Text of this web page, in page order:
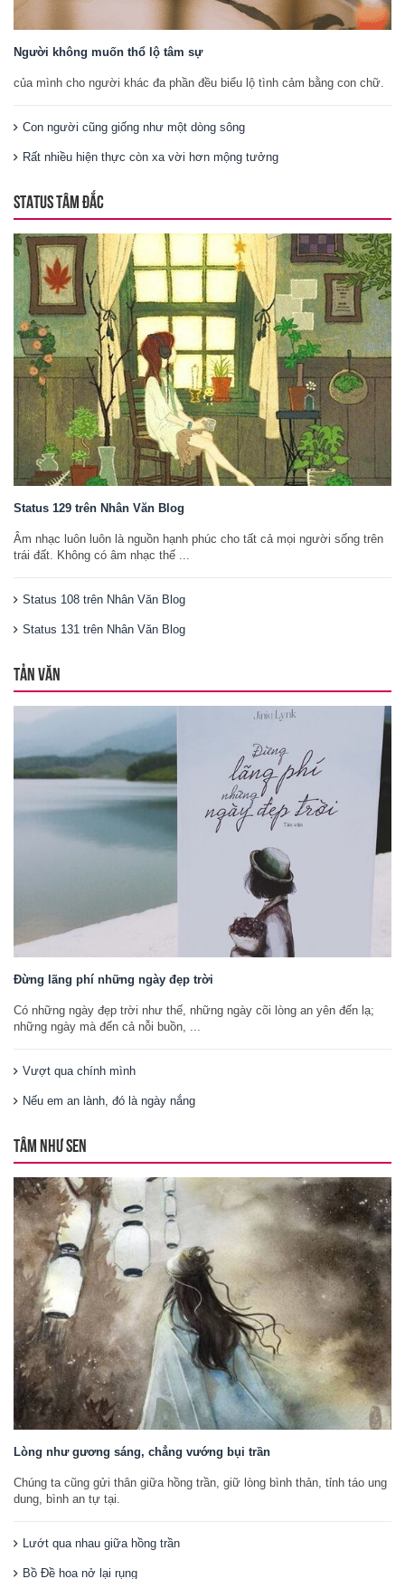
Người không muốn thổ lộ tâm sự
của mình cho người khác đa phần đều biểu lộ tình cảm bằng con chữ.
Con người cũng giống như một dòng sông
Rất nhiều hiện thực còn xa vời hơn mộng tưởng
STATUS TÂM ĐẮC
Status 129 trên Nhân Văn Blog
Âm nhạc luôn luôn là nguồn hạnh phúc cho tất cả mọi người sống trên
trái đất. Không có âm nhạc thế ...
Status 108 trên Nhân Văn Blog
Status 131 trên Nhân Văn Blog
TẢN VĂN
Đừng lãng phí những ngày đẹp trời
Có những ngày đẹp trời như thế, những ngày cõi lòng an yên đến lạ;
những ngày mà đến cả nỗi buồn, ...
Vượt qua chính mình
Nếu em an lành, đó là ngày nắng
TÂM NHƯ SEN
Lòng như gương sáng, chẳng vướng bụi trần
Chúng ta cũng gửi thân giữa hồng trần, giữ lòng bình thản, tỉnh táo ung
dung, bình an tự tại.
Lướt qua nhau giữa hồng trần
Bồ Đề hoa nở lại rụng